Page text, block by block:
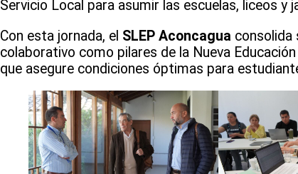
Servicio Local para asumir las escuelas, liceos y
Con esta jornada, el SLEP Aconcagua consolida
colaborativo como pilares de la Nueva
que asegure condiciones óptimas para